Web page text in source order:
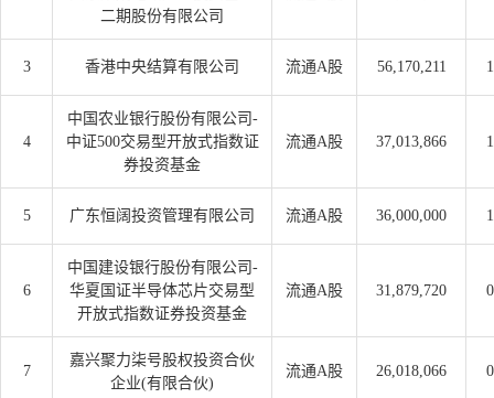
二期股份有限公司
3 香港中央结算有限公司 流通A股 56,170,211
4
中国农业银行股份有限公司-
中证500交易型开放式指数证
券投资基金
流通A股 37,013,866
5 广东恒阔投资管理有限公司 流通A股 36,000,000
6
中国建设银行股份有限公司-
华夏国证半导体芯片交易型
开放式指数证券投资基金
流通A股 31,879,720
7
嘉兴聚力柒号股权投资合伙
企业(有限合伙)
流通A股 26,018,066